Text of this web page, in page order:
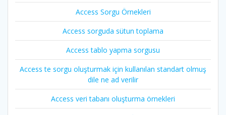
Access Sorgu Örnekleri
Access sorguda sütun toplama
Access tablo yapma sorgusu
Access te sorgu oluşturmak için kullanılan standart olmuş
dile ne ad verilir
Access veri tabanı oluşturma örnekleri